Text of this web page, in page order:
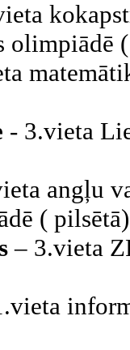
olimpiādē
- 3.vieta
angļu
( pilsētā)
– 3.vieta